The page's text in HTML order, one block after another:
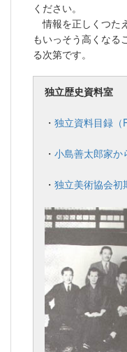
ください。
情報を正しくつた
もいっそう高くなる
る次第です。
独立歴史資料室
・ 独立資料目録（
・ 小島善太郎家か
・ 独立美術協会初